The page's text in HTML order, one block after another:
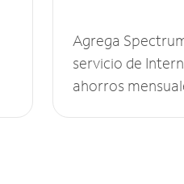
Agrega
servicio de
ahorros